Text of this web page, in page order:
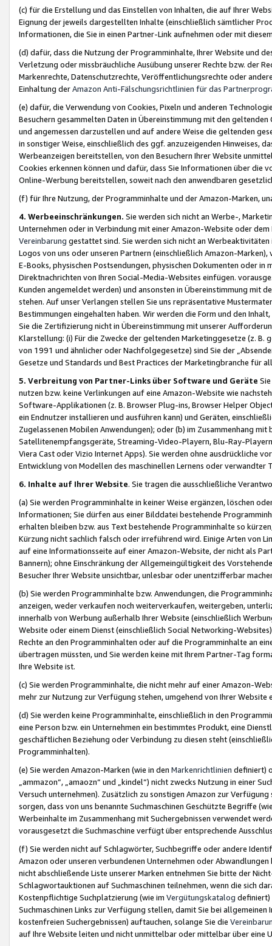
(c) für die Erstellung und das Einstellen von Inhalten, die auf Ihrer
Eignung der jeweils dargestellten Inhalte (einschließlich sämtlicher
Informationen, die Sie in einen Partner-Link aufnehmen oder mit
(d) dafür, dass die Nutzung der Programminhalte, Ihrer Website und
Verletzung oder missbräuchliche Ausübung unserer Rechte bzw. der
Markenrechte, Datenschutzrechte, Veröffentlichungsrechte oder
Einhaltung derAmazon Anti-Fälschungsrichtlinien für das
(e) dafür, die Verwendung von Cookies, Pixeln und anderen
Besuchern gesammelten Daten in Übereinstimmung mit den
und angemessen darzustellen und auf andere Weise die geltenden
in sonstiger Weise, einschließlich des ggf. anzuzeigenden Hinweises,
Werbeanzeigen bereitstellen, von den Besuchern Ihrer Website
Cookies erkennen können und dafür, dass Sie Informationen über die
Online-Werbung bereitstellen, soweit nach den anwendbaren
(f) für Ihre Nutzung, der Programminhalte und der Amazon-Marken,
4. Werbeeinschränkungen. Sie werden sich nicht an Werbe-,
Unternehmen oder in Verbindung mit einer Amazon-Website oder
Vereinbarung gestattet sind. Sie werden sich nicht an
Logos von uns oder unseren Partnern (einschließlich Amazon-
E-Books, physischen Postsendungen, physischen Dokumenten oder in
Direktnachrichten von Ihren Social-Media-Websites einfügen.
Kunden angemeldet werden) und ansonsten in Übereinstimmung mit
stehen. Auf unser Verlangen stellen Sie uns repräsentative
Bestimmungen eingehalten haben. Wir werden die Form und den
Sie die Zertifizierung nicht in Übereinstimmung mit unserer
Klarstellung: (i) Für die Zwecke der geltenden Marketinggesetze (z. B.
von 1991 und ähnlicher oder Nachfolgegesetze) sind Sie der
Gesetze und Standards und Best Practices der Marketingbranche für
5. Verbreitung von Partner-Links über Software und Geräte
nutzen bzw. keine Verlinkungen auf eine Amazon-Website wie
Software-Applikationen (z. B. Browser Plug-ins, Browser Helper
ein Endnutzer installieren und ausführen kann) und Geräten,
Zugelassenen Mobilen Anwendungen); oder (b) im Zusammenhang
Satellitenempfangsgeräte, Streaming-Video-Playern, Blu-Ray-
Viera Cast oder Vizio Internet Apps). Sie werden ohne ausdrückliche
Entwicklung von Modellen des maschinellen Lernens oder
6. Inhalte auf Ihrer Website. Sie tragen die ausschließliche
(a) Sie werden Programminhalte in keiner Weise ergänzen, löschen
Informationen; Sie dürfen aus einer Bilddatei bestehende
erhalten bleiben bzw. aus Text bestehende Programminhalte so
Kürzung nicht sachlich falsch oder irreführend wird. Einige Arten von
auf eine Informationsseite auf einer Amazon-Website, der nicht als
Bannern); ohne Einschränkung der Allgemeingültigkeit des
Besucher Ihrer Website unsichtbar, unlesbar oder unentzifferbar
(b) Sie werden Programminhalte bzw. Anwendungen, die
anzeigen, weder verkaufen noch weiterverkaufen, weitergeben,
innerhalb von Werbung außerhalb Ihrer Website (einschließlich
Website oder einem Dienst (einschließlich Social Networking-
Rechte an den Programminhalten oder auf die Programminhalte an
übertragen müssten, und Sie werden keine mit Ihrem Partner-Tag
Ihre Website ist.
(c) Sie werden Programminhalte, die nicht mehr auf einer Amazon-
mehr zur Nutzung zur Verfügung stehen, umgehend von Ihrer
(d) Sie werden keine Programminhalte, einschließlich in den
eine Person bzw. ein Unternehmen ein bestimmtes Produkt, eine
geschäftlichen Beziehung oder Verbindung zu diesen steht
Programminhalten).
(e) Sie werden Amazon-Marken (wie in den Markenrichtlinien definiert)
„ammazon“, „amaozn“ und „kindel“) nicht zwecks Nutzung in einer
Versuch unternehmen). Zusätzlich zu sonstigen Amazon zur
sorgen, dass von uns benannte Suchmaschinen Geschützte Begriffe
Werbeinhalte im Zusammenhang mit Suchergebnissen verwendet
vorausgesetzt die Suchmaschine verfügt über entsprechende
(f) Sie werden nicht auf Schlagwörter, Suchbegriffe oder andere
Amazon oder unseren verbundenen Unternehmen oder
nicht abschließende Liste unserer Marken entnehmen Sie bitte der
Schlagwortauktionen auf Suchmaschinen teilnehmen, wenn die sich
Kostenpflichtige Suchplatzierung (wie im Vergütungskatalog definiert)
Suchmaschinen Links zur Verfügung stellen, damit Sie bei
kostenfreien Suchergebnissen) auftauchen, solange Sie die
auf Ihre Website leiten und nicht unmittelbar oder mittelbar über eine